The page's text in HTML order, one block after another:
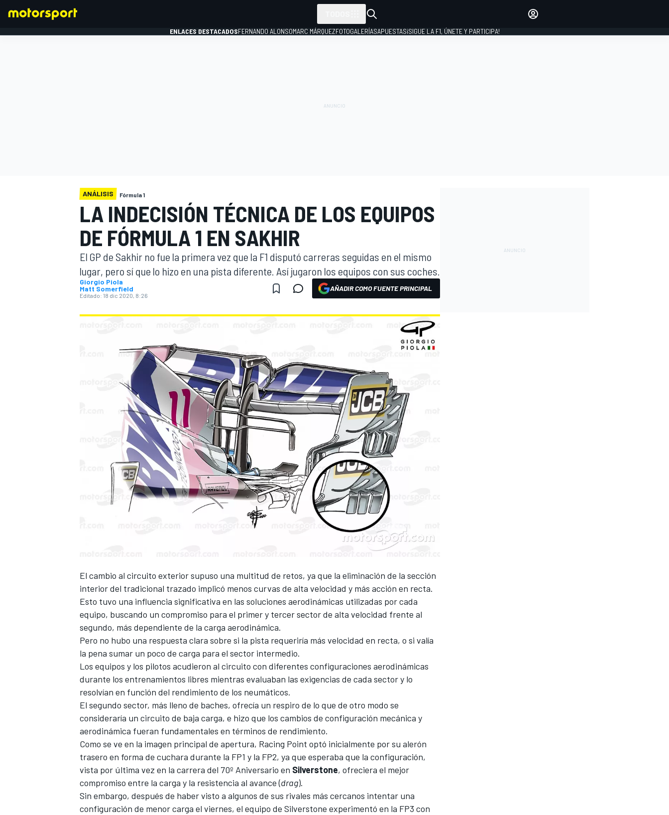
FÓRMULA E
ENLACES DESTACADOSFERNANDO ALONSOMARC MÁRQUEZFOTOGALERÍASAPUESTAS¡SIGUE LA F1, ÚNETE Y PARTICIPA!
ANÁLISIS Fórmula 1
LA INDECISIÓN TÉCNICA DE LOS EQUIPOS
DE FÓRMULA 1 EN SAKHIR
El GP de Sakhir no fue la primera vez que la F1 disputó carreras seguidas en el mismo
lugar, pero sí que lo hizo en una pista diferente. Así jugaron los equipos con sus coches.
Giorgio Piola
Matt Somerfield
Editado: 18 dic 2020, 8:26
AÑADIR COMO FUENTE PRINCIPAL
El cambio al circuito exteriorsupuso una multitud de retos, ya que la eliminación de la sección
interior del tradicional trazado implicó menos curvas de alta velocidad y más acción en recta.
Esto tuvo una influencia significativa en las soluciones aerodinámicas utilizadas por cada
equipo, buscando un compromiso para el primer y tercer sector de alta velocidad frente al
segundo, más dependiente de la carga aerodinámica.
Pero no hubo una respuesta clara sobre si la pista requeriría más velocidad en recta, o si valía
la pena sumar un poco de carga para el sector intermedio.
Los equipos y los pilotos acudieron al circuito con diferentes configuraciones aerodinámicas
durante los entrenamientos libres mientras evaluaban las exigencias de cada sector y lo
resolvían en función del rendimiento de los neumáticos.
El segundo sector, más lleno de baches, ofrecía un respiro de lo que de otro modo se
consideraría un circuito de baja carga, e hizo que los cambios de configuración mecánica y
aerodinámica fueran fundamentales en términos de rendimiento.
Como se ve en la imagen principal de apertura, Racing Point optó inicialmente por su alerón
trasero en forma de cuchara durante la FP1 y la FP2, ya que esperaba que la configuración,
vista por última vez en la carrera del 70º Aniversario en Silverstone, ofreciera el mejor
compromiso entre la carga y la resistencia al avance (drag).
Sin embargo, después de haber visto a algunos de sus rivales más cercanos intentar una
configuración de menor carga el viernes, el equipo de Silverstone experimentó en la FP3 con